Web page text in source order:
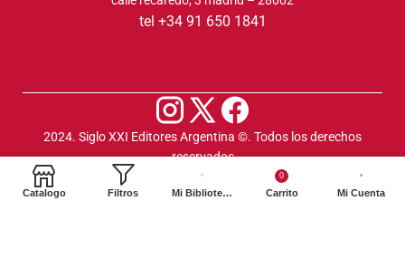
tel +34 91 650 1841
2024. Siglo XXI Editores Argentina ©️. Todos los derechos
reservados
Catalogo Filtros Mi Biblioteca
0
Carrito Mi Cuenta